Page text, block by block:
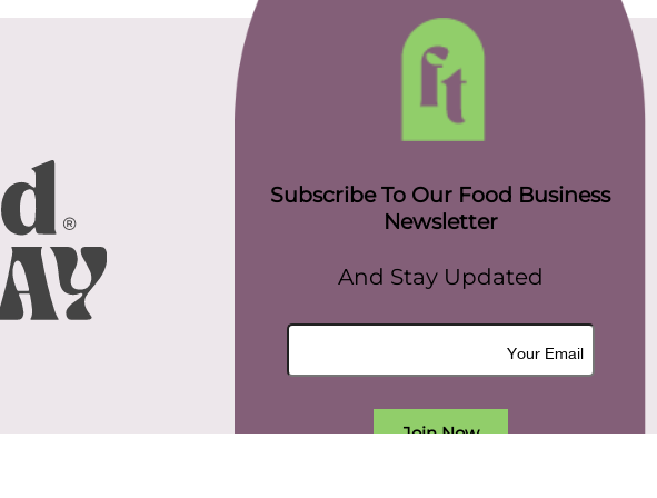
Subscribe To Our Food Business
Newsletter
And Stay Updated
Join Now